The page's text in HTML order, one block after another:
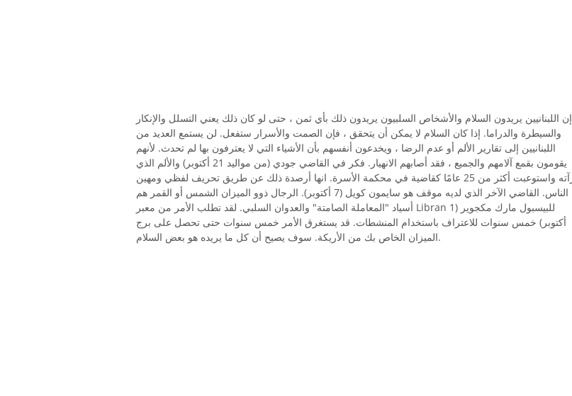
إن اللبنانيين يريدون السلام والأشخاص السلبيون يريدون ذلك بأي ثمن ، حتى لو كان ذلك يعني التسلل والإنكار
والسيطرة والدراما. إذا كان السلام لا يمكن أن يتحقق ، فإن الصمت والأسرار ستفعل. لن يستمع العديد من
اللبنانيين إلى تقارير الألم أو عدم الرضا ، ويخدعون أنفسهم بأن الأشياء التي لا يعترفون بها لم تحدث. لأنهم
يقومون بقمع آلامهم والجميع ، فقد أصابهم الانهيار. فكر في القاضي جودي (من مواليد 21 أكتوبر) والألم الذي
رآته واستوعبت أكثر من 25 عامًا كقاضية في محكمة الأسرة. انها أرصدة ذلك عن طريق تحريف لفظي ومهين
الناس. القاضي الآخر الذي لديه موقف هو سايمون كويل (7 أكتوبر). الرجال ذوو الميزان الشمس أو القمر هم
أسياد "المعاملة الصامتة" والعدوان السلبي. لقد تطلب الأمر من معبر Libran للبيسبول مارك مكجوير (1
أكتوبر) خمس سنوات للاعتراف باستخدام المنشطات. قد يستغرق الأمر خمس سنوات حتى تحصل على برج
الميزان الخاص بك من الأريكة. سوف يصيح أن كل ما يريده هو بعض السلام.